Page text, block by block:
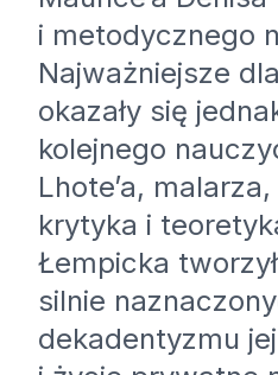
i metodycznego
Najważniejsze
okazały się
kolejnego
Lhote’a,
krytyka i
Łempicka
silnie
dekadentyzmu